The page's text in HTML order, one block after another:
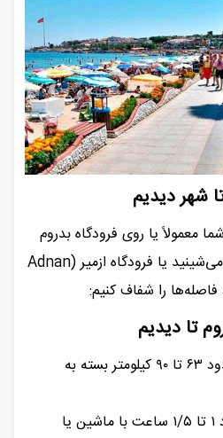
شهر دیدیم
شما معمولاً یا روی فرودگاه بدروم
(Milas–Bodrum BJV) می‌شینید یا فرودگاه ازمیر (Adnan
تا دیدیم
فاصله جاده‌ای: حدود ۶۳ تا ۹۰ کیلومتر بسته به
زمان ترنسفر: حدود ۱ تا ۱/۵ ساعت با ماشین یا